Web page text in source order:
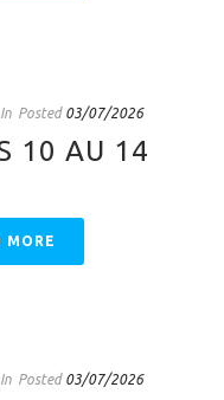
In Posted 03/07/2026
10 AU 14
MORE
In Posted 03/07/2026